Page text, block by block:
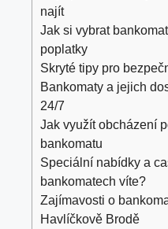
najít
Jak si vybrat
poplatky
Skryté tipy pro
Bankomaty a jejich
24/7
Jak využít obcházení
bankomatu
Speciální nabídky a
bankomatech víte?
Zajímavosti o
Havlíčkově Brodě